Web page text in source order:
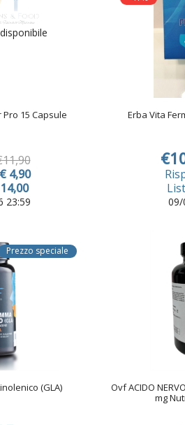
15 Capsule
€ 4,90
23:59
Erba Vita
09/
Prezzo speciale
(GLA)
Ovf ACIDO
mg